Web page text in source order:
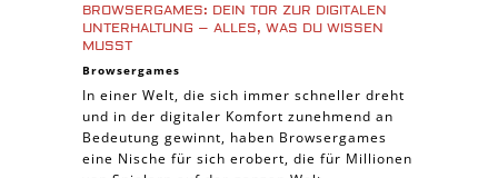
Abenteuer Spiele
Online Spiele
3-Gewinnt Spiele
Trading Card Spiele
Manager Spiele
BROWSERGAMES: DEIN TOR ZUR DIGITALEN
UNTERHALTUNG – ALLES, WAS DU WISSEN
MUSST
Browsergames
In einer Welt, die sich immer schneller dreht
und in der digitaler Komfort zunehmend an
Bedeutung gewinnt, haben Browsergames
eine Nische für sich erobert, die für Millionen